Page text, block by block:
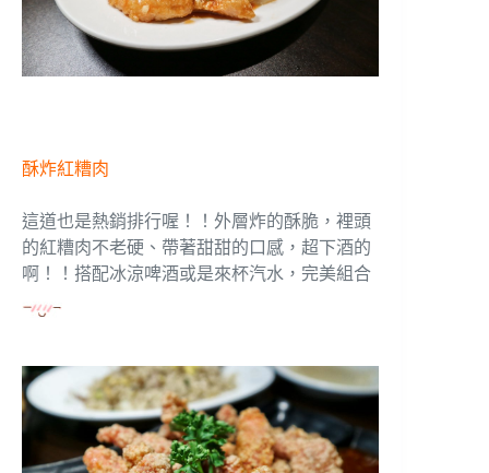
酥炸紅糟肉
這道也是熱銷排行喔！！外層炸的酥脆，裡頭
的紅糟肉不老硬、帶著甜甜的口感，超下酒的
啊！！搭配冰涼啤酒或是來杯汽水，完美組合